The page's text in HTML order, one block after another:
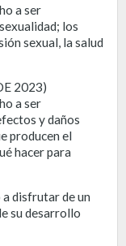
a ser
los
sexual, la salud
2023)
a ser
y daños
producen el
hacer para
disfrutar de un
su desarrollo